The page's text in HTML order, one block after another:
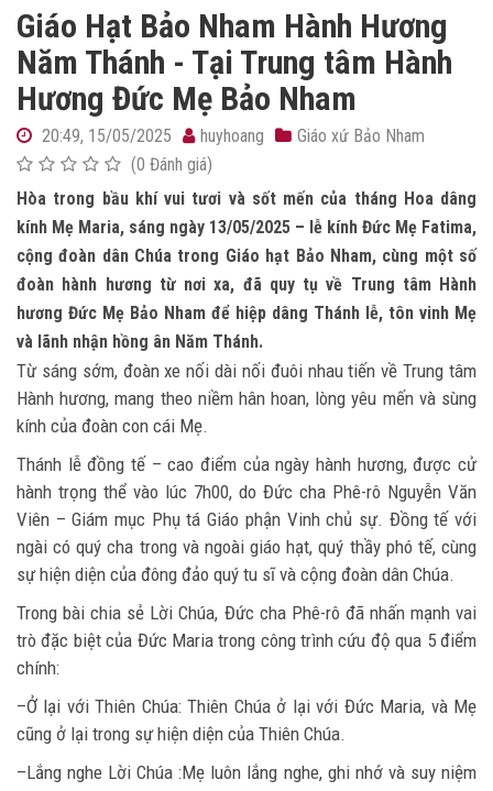
Giáo Hạt Bảo Nham Hành Hương
Năm Thánh - Tại Trung tâm Hành
Hương Đức Mẹ Bảo Nham
20:49, 15/05/2025 huyhoang
Giáo xứ Bảo Nham
(0 Đánh giá)
Hòa trong bầu khí vui tươi và sốt mến của tháng Hoa dâng
kính Mẹ Maria, sáng ngày 13/05/2025 – lễ kính Đức Mẹ Fatima,
cộng đoàn dân Chúa trong Giáo hạt Bảo Nham, cùng một số
đoàn hành hương từ nơi xa, đã quy tụ về Trung tâm Hành
hương Đức Mẹ Bảo Nham để hiệp dâng Thánh lễ, tôn vinh Mẹ
và lãnh nhận hồng ân Năm Thánh.
Từ sáng sớm, đoàn xe nối dài nối đuôi nhau tiến về Trung tâm
Hành hương, mang theo niềm hân hoan, lòng yêu mến và sùng
kính của đoàn con cái Mẹ.
Thánh lễ đồng tế – cao điểm của ngày hành hương, được cử
hành trọng thể vào lúc 7h00, do Đức cha Phê-rô Nguyễn Văn
Viên – Giám mục Phụ tá Giáo phận Vinh chủ sự. Đồng tế với
ngài có quý cha trong và ngoài giáo hạt, quý thầy phó tế, cùng
sự hiện diện của đông đảo quý tu sĩ và cộng đoàn dân Chúa.
Trong bài chia sẻ Lời Chúa, Đức cha Phê-rô đã nhấn mạnh vai
trò đặc biệt của Đức Maria trong công trình cứu độ qua 5 điểm
chính:
–Ở lại với Thiên Chúa: Thiên Chúa ở lại với Đức Maria, và Mẹ
cũng ở lại trong sự hiện diện của Thiên Chúa.
–Lắng nghe Lời Chúa :Mẹ luôn lắng nghe, ghi nhớ và suy niệm